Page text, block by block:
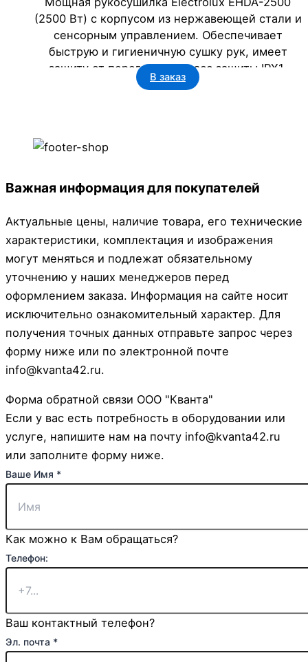
(2500 Вт) с корпусом из нержавеющей стали и
сенсорным управлением. Обеспечивает
быструю и гигиеничную сушку рук, имеет
защиту от перегрева и класс защиты IPX1.
Идеальное сантехническое решение для
В заказ
Важная информация для покупателей
Актуальные цены, наличие товара, его технические
характеристики, комплектация и изображения
могут меняться и подлежат обязательному
уточнению у наших менеджеров перед
оформлением заказа. Информация на сайте носит
исключительно ознакомительный характер. Для
получения точных данных отправьте запрос через
форму ниже или по электронной почте
info@kvanta42.ru.
Форма обратной связи ООО "Кванта"
Если у вас есть потребность в оборудовании или
услуге, напишите нам на почту info@kvanta42.ru
или заполните форму ниже.
Ваше Имя *
Как можно к Вам обращаться?
Телефон:
Ваш контактный телефон?
Эл. почта *